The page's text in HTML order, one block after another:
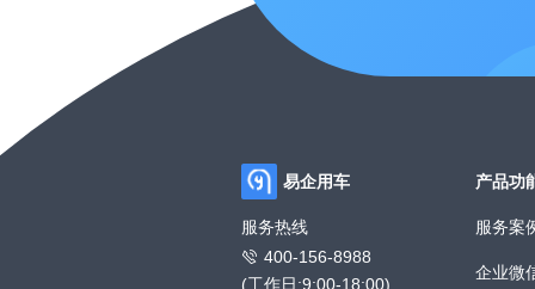
易企用车
服务热线
400-156-8988
(工作日:9:00-18:00)
产品功
服务案
企业微